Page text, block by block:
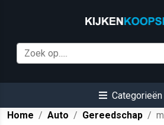
Categorieën
Home
Auto Gereedschap